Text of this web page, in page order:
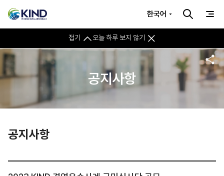
접기 오늘 하루 보지 않기
한국어
공지사항
공지사항